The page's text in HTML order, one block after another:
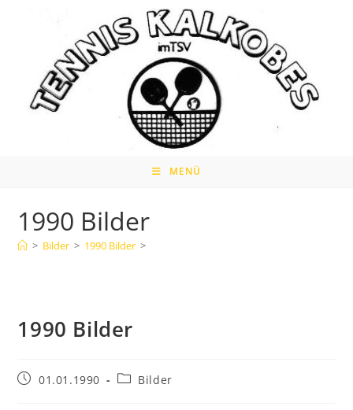
MENÜ
1990 Bilder
> Bilder > 1990 Bilder >
1990 Bilder
Beitrag01.01.1990
Beitrags-
Bilder